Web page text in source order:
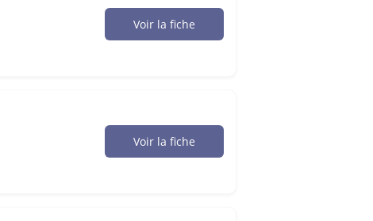
Voir la fiche
Voir la fiche